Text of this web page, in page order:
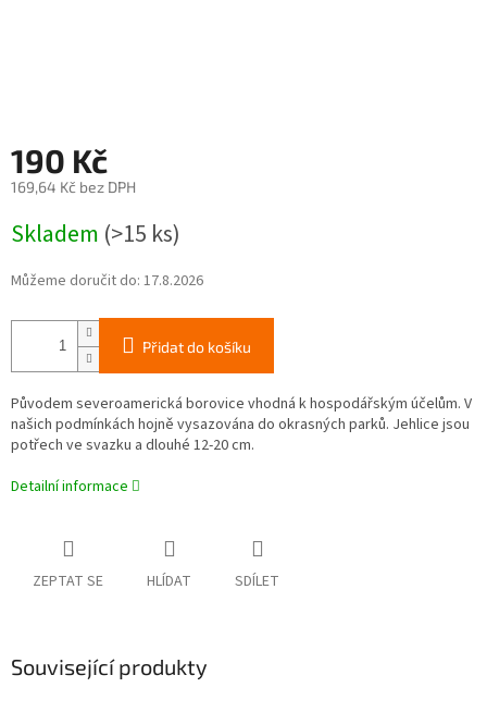
190 Kč
169,64 Kč bez DPH
cena:
Skladem (>15 ks)
Můžeme doručit do: 17.8.2026
Přidat do košíku
Původem severoamerická borovice vhodná k hospodářským účelům. V
našich podmínkách hojně vysazována do okrasných parků. Jehlice jsou
potřech ve svazku a dlouhé 12-20 cm.
Detailní informace
ZEPTAT SE HLÍDAT SDÍLET
Související produkty